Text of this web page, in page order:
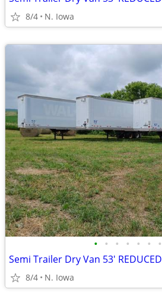
8/4 N. Iowa
• • • • • • •
Semi Trailer Dry Van 53' REDUCED
8/4 N. Iowa